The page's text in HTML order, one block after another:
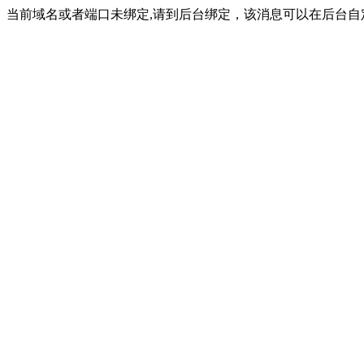
当前域名或者端口未绑定,请到后台绑定，该消息可以在后台自